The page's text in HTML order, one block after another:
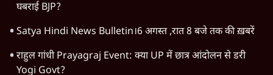
घबराई BJP?
Satya Hindi News Bulletin।6 अगस्त ,रात 8 बजे तक की ख़बरें
राहुल गांधी Prayagraj Event: क्या UP में छात्र आंदोलन से डरी
Yogi Govt?